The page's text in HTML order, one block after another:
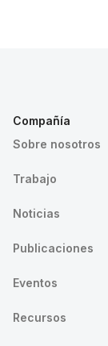
Compañía
Sobre nosotros
Trabajo
Noticias
Publicaciones
Eventos
Recursos